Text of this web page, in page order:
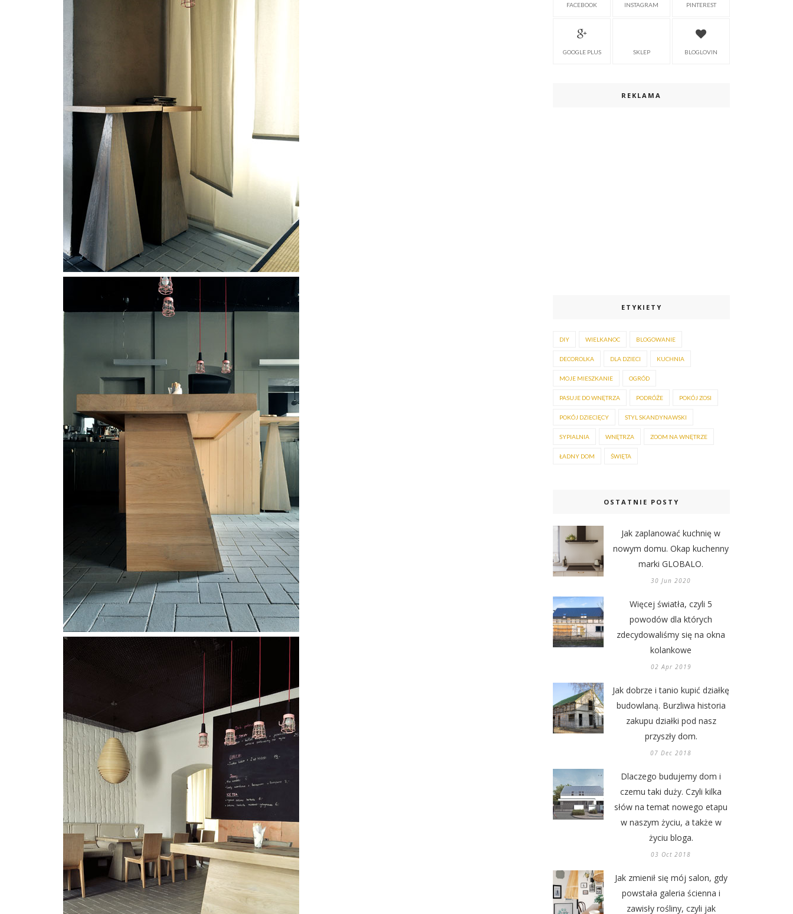
FACEBOOK INSTAGRAM PINTEREST
GOOGLE PLUS SKLEP BLOGLOVIN
REKLAMA
ETYKIETY
DIY WIELKANOC BLOGOWANIE
DECOROLKA DLA DZIECI KUCHNIA
MOJE MIESZKANIE OGRÓD
PASUJE DO WNĘTRZA PODRÓŻE POKÓJ ZOSI
POKÓJ DZIECIĘCY STYL SKANDYNAWSKI
SYPIALNIA WNĘTRZA ZOOM NA WNĘTRZE
ŁADNY DOM ŚWIĘTA
OSTATNIE POSTY
Jak zaplanować kuchnię w
nowym domu. Okap kuchenny
marki GLOBALO.
30 Jun 2020
Więcej światła, czyli 5
powodów dla których
zdecydowaliśmy się na okna
kolankowe
02 Apr 2019
Jak dobrze i tanio kupić działkę
budowlaną. Burzliwa historia
zakupu działki pod nasz
przyszły dom.
07 Dec 2018
Dlaczego budujemy dom i
czemu taki duży. Czyli kilka
słów na temat nowego etapu
w naszym życiu, a także w
życiu bloga.
03 Oct 2018
Jak zmienił się mój salon, gdy
powstała galeria ścienna i
zawisły rośliny, czyli jak